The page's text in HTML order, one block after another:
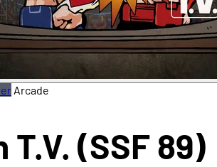
Arcade
T.V. (SSF 89)